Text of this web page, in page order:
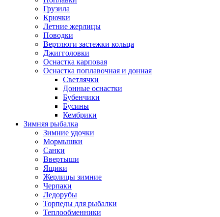
Грузила
Крючки
Летние жерлицы
Поводки
Вертлюги застежки кольца
Джигголовки
Оснастка карповая
Оснастка поплавочная и донная
Светлячки
Донные оснастки
Бубенчики
Бусины
Кембрики
Зимняя рыбалка
Зимние удочки
Мормышки
Санки
Ввертыши
Ящики
Жерлицы зимние
Черпаки
Ледорубы
Торпеды для рыбалки
Теплообменники